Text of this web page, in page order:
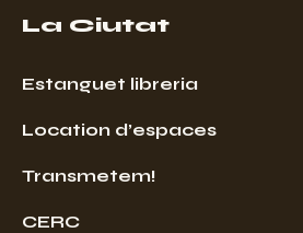
La Ciutat
Estanguet libreria
Location d’espaces
Transmetem!
CERC